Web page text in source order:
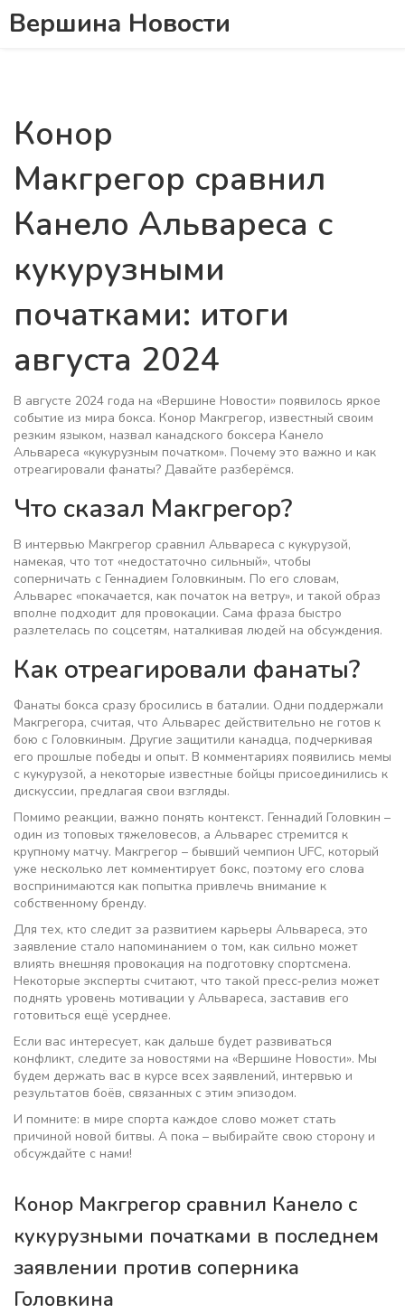
Вершина Новости
Конор
Макгрегор сравнил
Канело Альвареса с
кукурузными
початками: итоги
августа 2024
В августе 2024 года на «Вершине Новости» появилось яркое
событие из мира бокса. Конор Макгрегор, известный своим
резким языком, назвал канадского боксера Канело
Альвареса «кукурузным початком». Почему это важно и как
отреагировали фанаты? Давайте разберёмся.
Что сказал Макгрегор?
В интервью Макгрегор сравнил Альвареса с кукурузой,
намекая, что тот «недостаточно сильный», чтобы
соперничать с Геннадием Головкиным. По его словам,
Альварес «покачается, как початок на ветру», и такой образ
вполне подходит для провокации. Сама фраза быстро
разлетелась по соцсетям, наталкивая людей на обсуждения.
Как отреагировали фанаты?
Фанаты бокса сразу бросились в баталии. Одни поддержали
Макгрегора, считая, что Альварес действительно не готов к
бою с Головкиным. Другие защитили канадца, подчеркивая
его прошлые победы и опыт. В комментариях появились мемы
с кукурузой, а некоторые известные бойцы присоединились к
дискуссии, предлагая свои взгляды.
Помимо реакции, важно понять контекст. Геннадий Головкин –
один из топовых тяжеловесов, а Альварес стремится к
крупному матчу. Макгрегор – бывший чемпион UFC, который
уже несколько лет комментирует бокс, поэтому его слова
воспринимаются как попытка привлечь внимание к
собственному бренду.
Для тех, кто следит за развитием карьеры Альвареса, это
заявление стало напоминанием о том, как сильно может
влиять внешняя провокация на подготовку спортсмена.
Некоторые эксперты считают, что такой пресс‑релиз может
поднять уровень мотивации у Альвареса, заставив его
готовиться ещё усерднее.
Если вас интересует, как дальше будет развиваться
конфликт, следите за новостями на «Вершине Новости». Мы
будем держать вас в курсе всех заявлений, интервью и
результатов боёв, связанных с этим эпизодом.
И помните: в мире спорта каждое слово может стать
причиной новой битвы. А пока – выбирайте свою сторону и
обсуждайте с нами!
Конор Макгрегор сравнил Канело с
кукурузными початками в последнем
заявлении против соперника
Головкина